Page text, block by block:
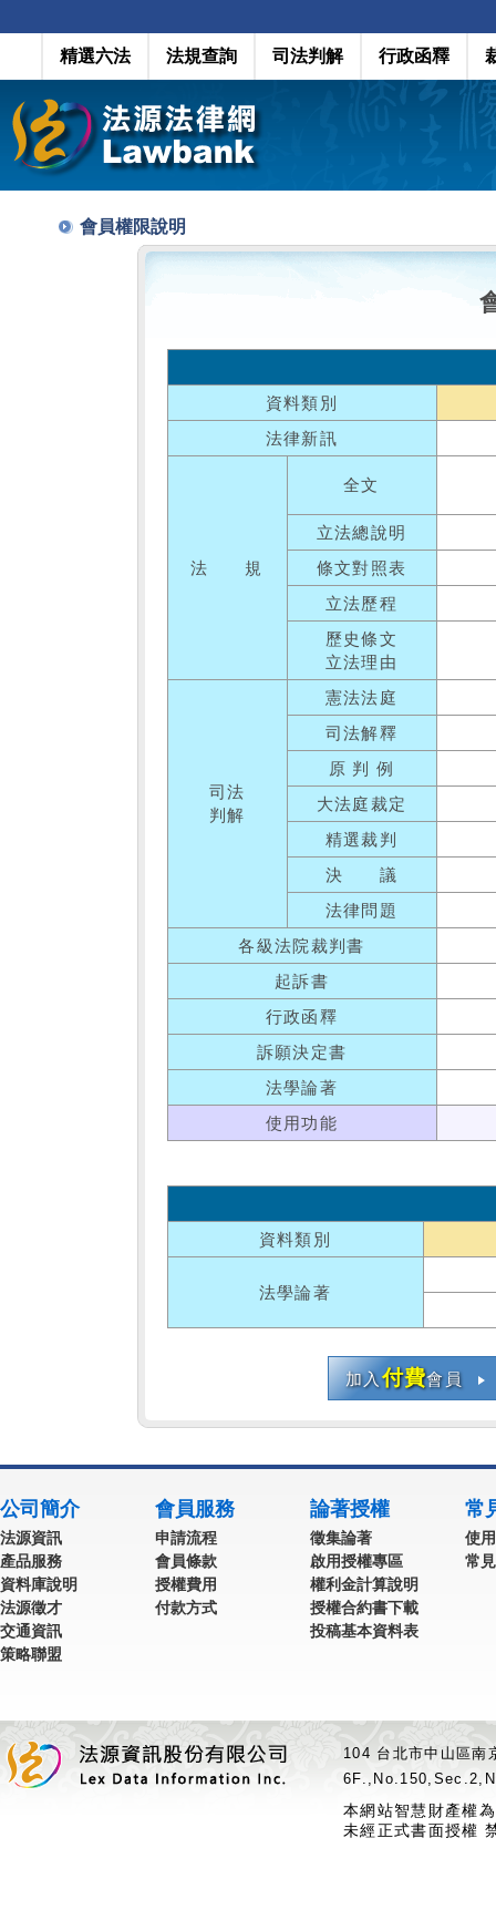
精選六法 法規查詢 司法判解 行政函釋
會員權限說明
資料類別
法律新訊
法 規
全文
立法總說明
條文對照表
立法歷程
歷史條文
立法理由
司法
判解
憲法法庭
司法解釋
原 判 例
大法庭裁定
精選裁判
決 議
法律問題
各級法院裁判書
起訴書
行政函釋
訴願決定書
法學論著
使用功能
資料類別
法學論著
加入付費會員
公司簡介
法源資訊
產品服務
資料庫說明
法源徵才
交通資訊
策略聯盟
會員服務
申請流程
會員條款
授權費用
付款方式
論著授權
徵集論著
啟用授權專區
權利金計算說明
授權合約書下載
投稿基本資料表
常
使
常
104 台北市中山區
本網站智慧財產權
未經正式書面授權